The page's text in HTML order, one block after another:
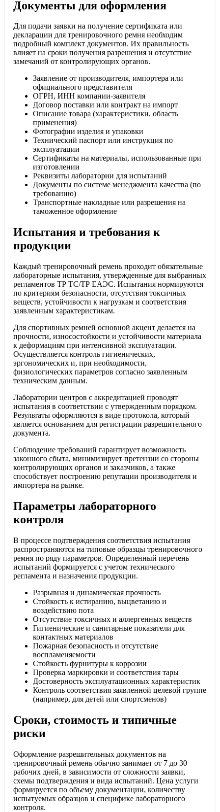
Документы для оформления
Для подачи заявки на получение сертификата или
декларации для тренировочного ремня необходим
подробный комплект документов. Их правильность
влияет на сроки получения разрешения и отсутствие
замечаний от контролирующих органов.
Заявление от производителя, импортера или
официального представителя
ОГРН, ИНН компании-заявителя
Договор поставки или контракт на импорт
Описание товара (характеристики, область
применения)
Фотографии изделия и упаковки
Технический паспорт или инструкция по
эксплуатации
Сертификаты на материалы, использованные при
изготовлении
Реквизиты лаборатории для испытаний
Документы по системе менеджмента качества (по
требованию)
Транспортные накладные или разрешения на
таможенное оформление
Испытания и требования к
продукции
Каждый тренировочный ремень проходит обязательные
лабораторные испытания, утвержденные для выбранных
регламентов ТР ТС/ТР ЕАЭС. Испытания нормируются
по критериям безопасности, отсутствия токсичных
веществ, устойчивости к нагрузкам и соответствия
заявленным характеристикам.
Для спортивных ремней основной акцент делается на
прочности, износостойкости и устойчивости материала
к деформациям при интенсивной эксплуатации.
Осуществляется контроль гигиенических,
эргономических и, при необходимости,
физиологических параметров согласно заявленным
техническим данным.
Лаборатории центров с аккредитацией проводят
испытания в соответствии с утвержденным порядком.
Результаты оформляются в виде протокола, который
является основанием для регистрации разрешительного
документа.
Соблюдение требований гарантирует возможность
законного сбыта, минимизирует претензии со стороны
контролирующих органов и заказчиков, а также
способствует построению репутации производителя и
импортера на рынке.
Параметры лабораторного
контроля
В процессе подтверждения соответствия испытания
распространяются на типовые образцы тренировочного
ремня по ряду параметров. Определенный перечень
испытаний формируется с учетом технического
регламента и назначения продукции.
Разрывная и динамическая прочность
Стойкость к истиранию, выцветанию и
воздействию пота
Отсутствие токсичных и аллергенных веществ
Гигиенические и санитарные показатели для
контактных материалов
Пожарная безопасность и отсутствие
воспламеняемости
Стойкость фурнитуры к коррозии
Проверка маркировки и соответствия тары
Достоверность эксплуатационных характеристик
Контроль соответствия заявленной целевой группе
(например, для детей или спортсменов)
Сроки, стоимость и типичные
риски
Оформление разрешительных документов на
тренировочный ремень обычно занимает от 7 до 30
рабочих дней, в зависимости от сложности заявки,
схемы подтверждения и вида испытаний. Цена услуги
формируется по объему документации, количеству
испытуемых образцов и специфике лабораторного
контроля.